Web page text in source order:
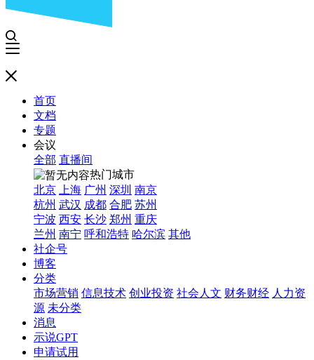
首页
文档
专题
会议
全部 直播间
热门城市
北京
上海 广州 深圳 南京
杭州 武汉 成都 合肥 苏州
宁波 西安 长沙 郑州 重庆
兰州 南宁 呼和浩特 哈尔滨 其他
社企号
博客
分类
市场营销 信息技术 创业投资 社会人文 财务财经 人力资
源 未分类
消息
示说GPT
申请试用